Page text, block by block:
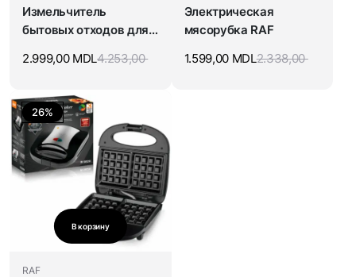
Измельчитель
бытовых отходов для
4.253,00
2.999,00 MDL
Электрическая
мясорубка RAF
2.338,00
1.599,00 MDL
26%
В корзину
RAF